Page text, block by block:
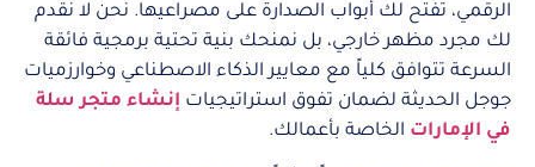
الرقمي، تفتح لك أبواب الصدارة على مصراعيها. نحن لا نقدم
لك مجرد مظهر خارجي، بل نمنحك بنية تحتية برمجية فائقة
السرعة تتوافق كلياً مع معايير الذكاء الاصطناعي وخوارزميات
جوجل الحديثة لضمان تفوق استراتيجيات إنشاء متجر سلة
في الإمارات الخاصة بأعمالك.